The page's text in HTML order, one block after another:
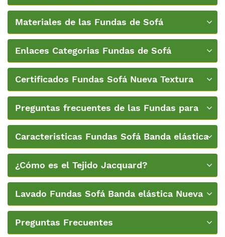
Materiales de las Fundas de Sofá
Enlaces Categorias Fundas de Sofá
Certificados Fundas Sofá Nueva Textura
Preguntas frecuentes de las Fundas para
Caracteristicas Fundas Sofá Banda elástica
¿Cómo es el Tejido Jacquard?
Lavado Fundas Sofá Banda elástica Nueva
Preguntas Frecuentes